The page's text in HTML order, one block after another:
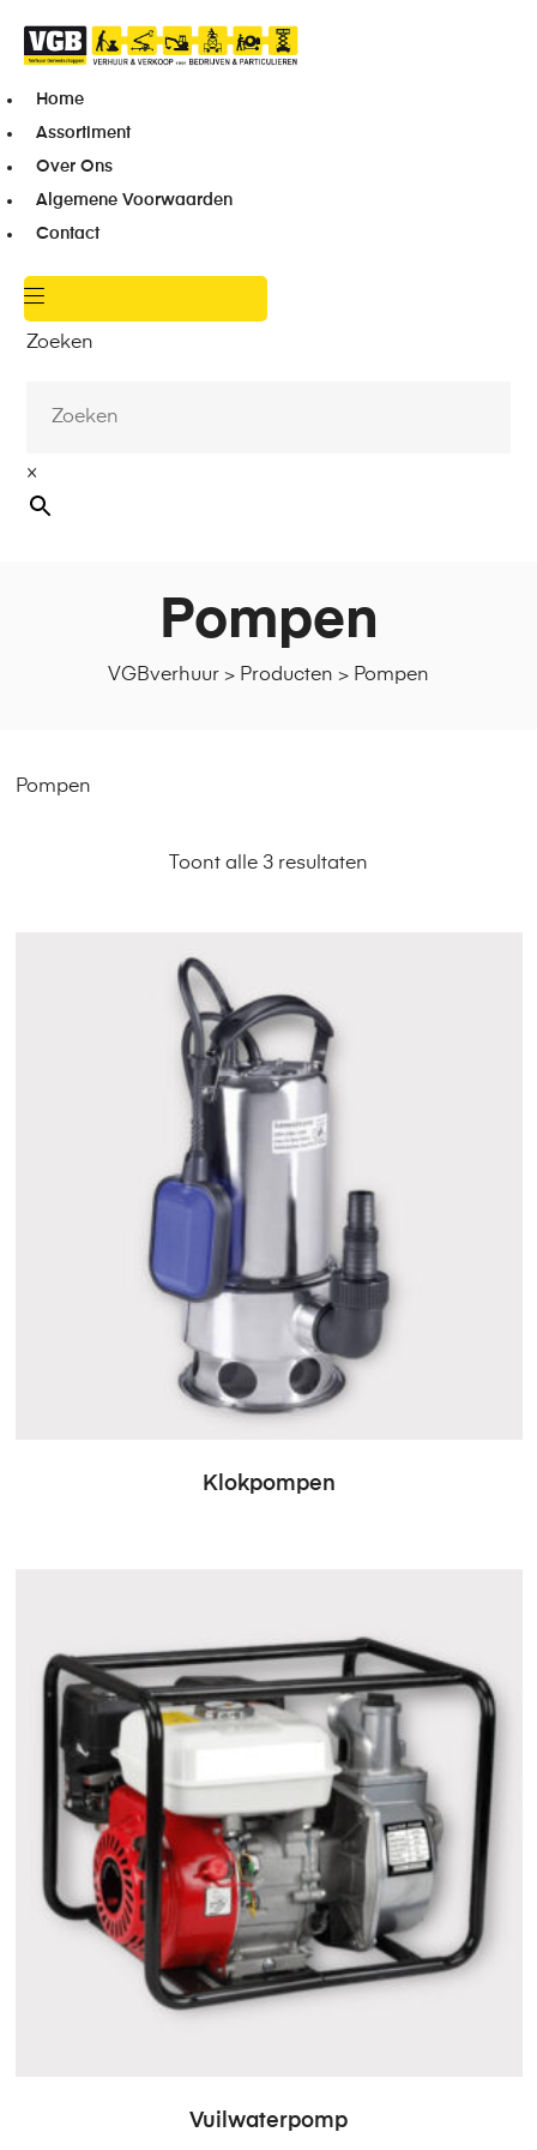
Home
Assortiment
Over Ons
Algemene Voorwaarden
Contact
Zoeken
×
VGBverhuur > Producten > Pompen
Pompen
Pompen
Toont alle 3 resultaten
Klokpompen
Vuilwaterpomp